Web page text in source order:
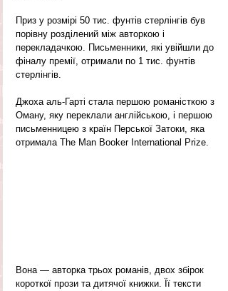
Приз у розмірі 50 тис. фунтів стерлінгів був
порівну розділений між авторкою і
перекладачкою. Письменники, які увійшли до
фіналу премії, отримали по 1 тис. фунтів
стерлінгів.
Джоха аль-Гарті стала першою романісткою з
Оману, яку переклали англійською, і першою
письменницею з країн Перської Затоки, яка
отримала The Man Booker International Prize.
Вона — авторка трьох романів, двох збірок
короткої прози та дитячої книжки. Її тексти